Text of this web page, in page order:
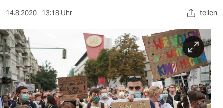
sport
berlin
nord
wahrheit
14.8.2020 13:18 Uhr teilen